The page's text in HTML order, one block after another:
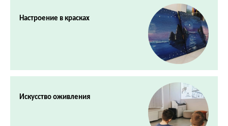
Настроение в красках
Искусство оживления